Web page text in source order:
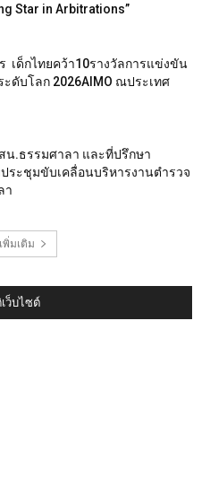
Star in Arbitrations”
เด็กไทยคว้า10รางวัลการแข่งขัน
ดับโลก 2026AIMO ณประเทศ
น.ธรรมศาลา และที่ปรึกษา
ระชุมขับเคลื่อนบริหารงานตำรวจ
า
พิ่มเติม
ว็บไซต์